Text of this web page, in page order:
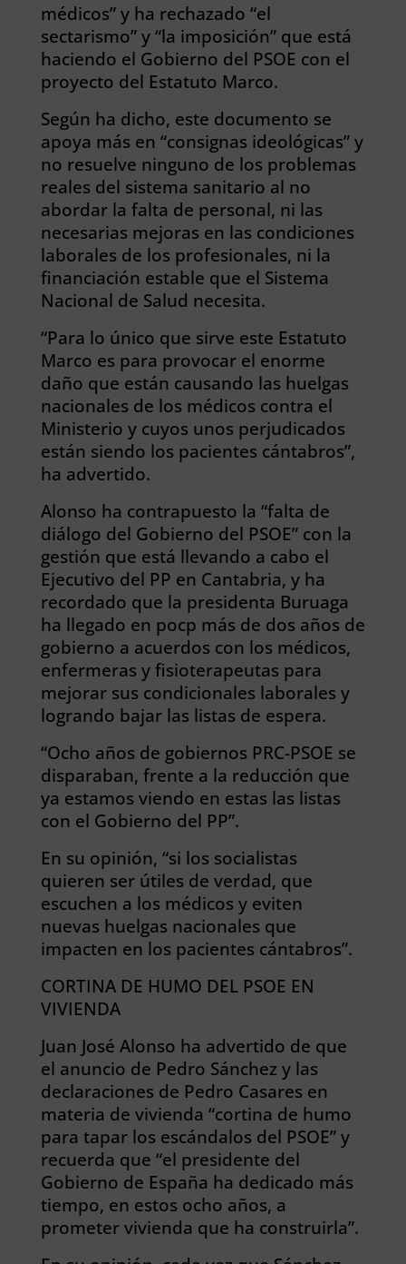
médicos” y ha rechazado “el
sectarismo” y “la imposición” que está
haciendo el Gobierno del PSOE con el
proyecto del Estatuto Marco.
Según ha dicho, este documento se
apoya más en “consignas ideológicas” y
no resuelve ninguno de los problemas
reales del sistema sanitario al no
abordar la falta de personal, ni las
necesarias mejoras en las condiciones
laborales de los profesionales, ni la
financiación estable que el Sistema
Nacional de Salud necesita.
“Para lo único que sirve este Estatuto
Marco es para provocar el enorme
daño que están causando las huelgas
nacionales de los médicos contra el
Ministerio y cuyos unos perjudicados
están siendo los pacientes cántabros”,
ha advertido.
Alonso ha contrapuesto la “falta de
diálogo del Gobierno del PSOE” con la
gestión que está llevando a cabo el
Ejecutivo del PP en Cantabria, y ha
recordado que la presidenta Buruaga
ha llegado en pocp más de dos años de
gobierno a acuerdos con los médicos,
enfermeras y fisioterapeutas para
mejorar sus condicionales laborales y
logrando bajar las listas de espera.
“Ocho años de gobiernos PRC-PSOE se
disparaban, frente a la reducción que
ya estamos viendo en estas las listas
con el Gobierno del PP”.
En su opinión, “si los socialistas
quieren ser útiles de verdad, que
escuchen a los médicos y eviten
nuevas huelgas nacionales que
impacten en los pacientes cántabros”.
CORTINA DE HUMO DEL PSOE EN
VIVIENDA
Juan José Alonso ha advertido de que
el anuncio de Pedro Sánchez y las
declaraciones de Pedro Casares en
materia de vivienda “cortina de humo
para tapar los escándalos del PSOE” y
recuerda que “el presidente del
Gobierno de España ha dedicado más
tiempo, en estos ocho años, a
prometer vivienda que ha construirla”.